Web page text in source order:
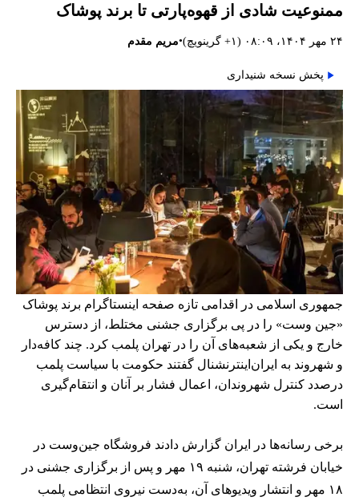
ممنوعیت شادی از قهوه‌پارتی تا برند پوشاک
۲۴ مهر ۱۴۰۴، ۰۸:۰۹ (‎+۱ گرینویچ) •مریم مقدم
پخش نسخه شنیداری
جمهوری اسلامی در اقدامی تازه صفحه اینستاگرام برند پوشاک
«جین وست» را در پی برگزاری جشنی مختلط، از دسترس
خارج و یکی از شعبه‌های آن را در تهران پلمب کرد. چند کافه‌‌دار
و شهروند به ایران‌اینترنشنال گفتند حکومت با سیاست پلمب
درصدد کنترل شهروندان، اعمال فشار بر آنان و انتقام‌گیری
است.
برخی رسانه‌ها در ایران گزارش دادند فروشگاه جین‌وست در
خیابان فرشته تهران، شنبه ۱۹ مهر و پس از برگزاری جشنی در
۱۸ مهر و انتشار ویدیوهای آن، به‌دست نیروی انتظامی پلمب